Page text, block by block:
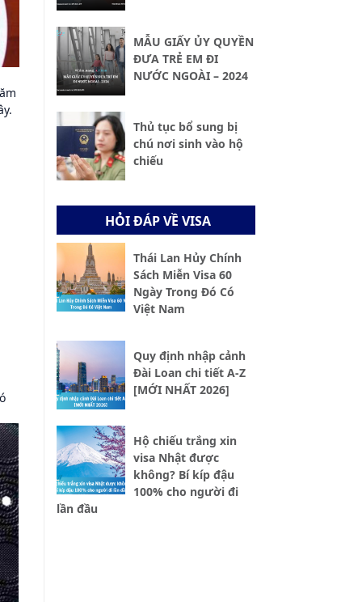
MẪU GIẤY ỦY QUYỀN
ĐƯA TRẺ EM ĐI
NƯỚC NGOÀI – 2024
Thủ tục bổ sung bị
chú nơi sinh vào hộ
chiếu
HỎI ĐÁP VỀ VISA
Thái Lan Hủy Chính
Sách Miễn Visa 60
Ngày Trong Đó Có
Việt Nam
Quy định nhập cảnh
Đài Loan chi tiết A-Z
[MỚI NHẤT 2026]
Hộ chiếu trắng xin
visa Nhật được
không? Bí kíp đậu
100% cho người đi
lần đầu